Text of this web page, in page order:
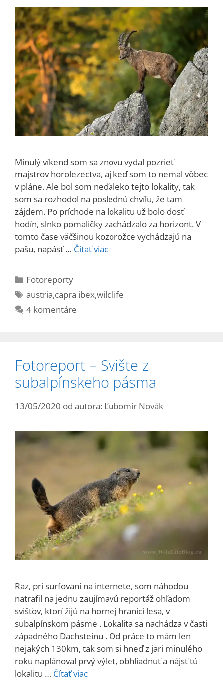
Minulý víkend som sa znovu vydal pozrieť
majstrov horolezectva, aj keď som to nemal vôbec
v pláne. Ale bol som neďaleko tejto lokality, tak
som sa rozhodol na poslednú chvíľu, že tam
zájdem. Po príchode na lokalitu už bolo dosť
hodín, slnko pomaličky zachádzalo za horizont. V
tomto čase väčšinou kozorožce vychádzajú na
pašu, napásť … Čítať viac
Kategórie
Fotoreporty
Značky
austria,capra ibex,wildlife
4 komentáre
Fotoreport – Svište z
subalpínskeho pásma
13/05/2020 od autora: Ľubomír Novák
Raz, pri surfovaní na internete, som náhodou
natrafil na jednu zaujímavú reportáž ohľadom
svišťov, ktorí žijú na hornej hranici lesa, v
subalpínskom pásme . Lokalita sa nachádza v časti
západného Dachsteinu . Od práce to mám len
nejakých 130km, tak som si hneď z jari minulého
roku naplánoval prvý výlet, obhliadnuť a nájsť tú
lokalitu … Čítať viac